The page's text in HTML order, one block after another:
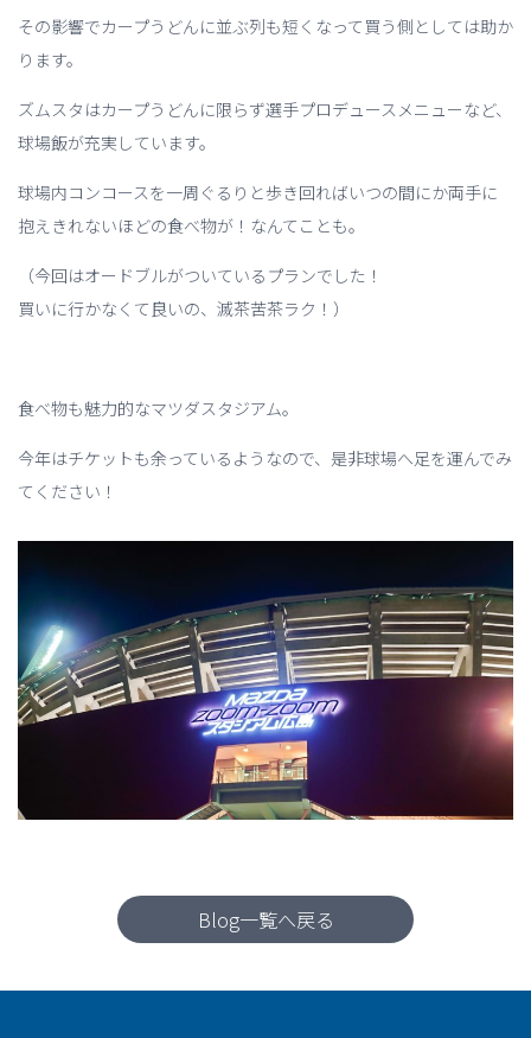
その影響でカープうどんに並ぶ列も短くなって買う側としては助か
ります。
ズムスタはカープうどんに限らず選手プロデュースメニューなど、
球場飯が充実しています。
球場内コンコースを一周ぐるりと歩き回ればいつの間にか両手に
抱えきれないほどの食べ物が！なんてことも。
（今回はオードブルがついているプランでした！
買いに行かなくて良いの、滅茶苦茶ラク！）
食べ物も魅力的なマツダスタジアム。
今年はチケットも余っているようなので、是非球場へ足を運んでみ
てください！
Blog一覧へ戻る